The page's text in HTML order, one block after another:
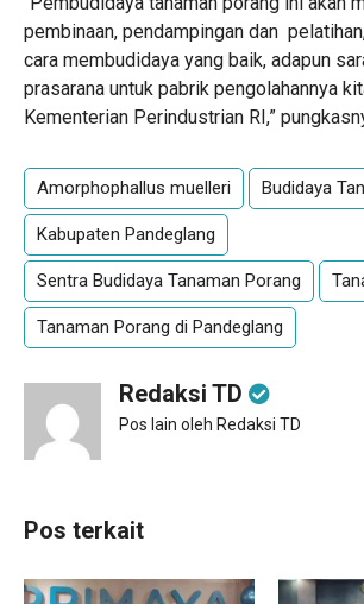
pembinaan, pendampingan dan
cara membudidaya yang baik, adapun
prasarana untuk pabrik pengolahannya
Kementerian Perindustrian RI,”
Amorphophallus muelleri Budidaya
Kabupaten Pandeglang
Sentra Budidaya Tanaman Porang
Tanaman Porang di Pandeglang
Redaksi TD
Pos lain oleh Redaksi TD
Pos terkait